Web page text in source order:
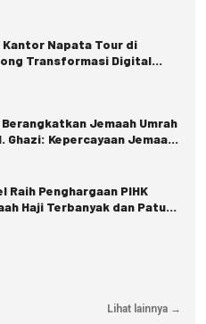
Kantor Napata Tour di
Transformasi Digital
Jemaah Umrah
Ghazi: Kepercayaan Jemaah
Raih Penghargaan PIHK
Haji Terbanyak dan Patuh
Lihat lainnya →